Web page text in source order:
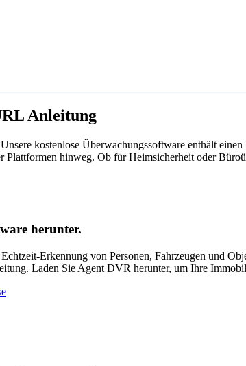
Anleitung
kostenlose Überwachungssoftware enthält
hinweg. Ob für Heimsicherheit oder
herunter.
Erkennung von Personen, Fahrzeugen und
Laden Sie Agent DVR herunter, um Ihre